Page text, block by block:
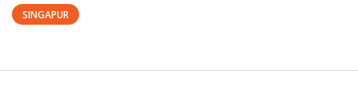
SINGAPUR